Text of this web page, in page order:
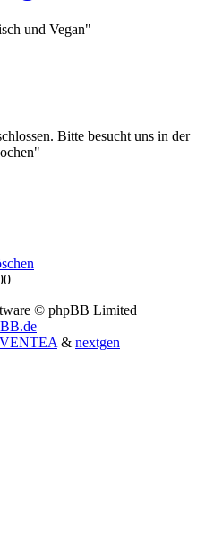
und Vegan"
Bitte besucht uns in der
© phpBB Limited
& nextgen